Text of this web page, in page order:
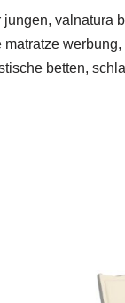
valnatura
betten,